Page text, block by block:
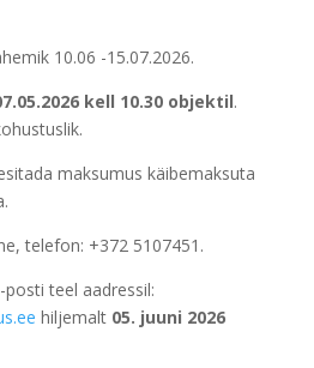
10.06 -15.07.2026.
kell 10.30 objektil.
maksumus käibemaksuta
telefon: +372 5107451.
teel aadressil:
hiljemalt 05. juuni 2026